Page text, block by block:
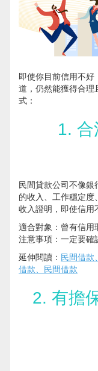
即使你目前信用不
道，仍然能獲得合理
式：
1. 合
民間貸款公司不像
的收入、工作穩定
收入證明，即使信用
適合對象：曾有信用
注意事項：一定要確
延伸閱讀： 民間借款
借款、民間借款
2. 有擔